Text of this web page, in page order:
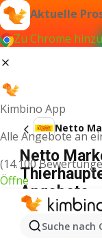
Aktuelle
Zu Chrome
Kimbino App
Alle Angebote an
(14.100
Öffne
Suche nach
Netto
Angebote